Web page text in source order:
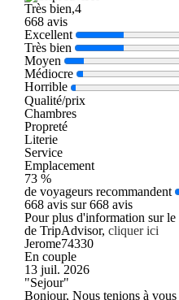
Très bien,4
668 avis
Excellent
Très bien
Moyen
Médiocre
Horrible
Qualité/prix
Chambres
Propreté
Literie
Service
Emplacement
73 %
de voyageurs recommandent
668 avis sur 668 avis
Pour plus d'information sur le
de TripAdvisor, cliquer ici
Jerome74330
En couple
13 juil. 2026
"Sejour"
Bonjour, Nous tenions à